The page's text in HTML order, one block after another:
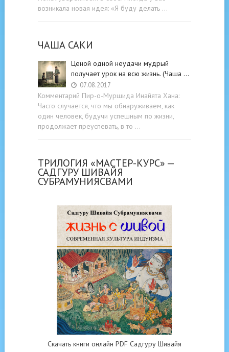
возникала новая идея: «Я буду делать …
ЧАША САКИ
Ценой одной неудачи мудрый
получает урок на всю жизнь. (Чаша …
07.08.2017
Комментарий Пир-о-Муршида Инайята Хана:
Часто случается, что мы обнаруживаем, как
один человек, будучи успешным по жизни,
продолжает преуспевать, в то …
ТРИЛОГИЯ «МАСТЕР-КУРС» —
САДГУРУ ШИВАЙЯ
СУБРАМУНИЯСВАМИ
Скачать книги онлайн PDF Садгуру Шивайя